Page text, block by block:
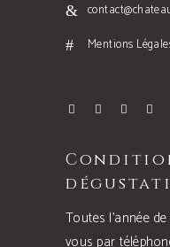
Mentions
Toutes l’année
vous par